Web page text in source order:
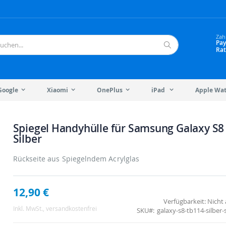
Xiaomi OnePlus iPad Apple
Spiegel Handyhülle für Samsung Galaxy S8
Silber
Rückseite aus Spiegelndem Acrylglas
12,90 €
Inkl. MwSt. , versandkostenfrei
Verfügbarkeit: Nicht
SKU
galaxy-s8-tb114-